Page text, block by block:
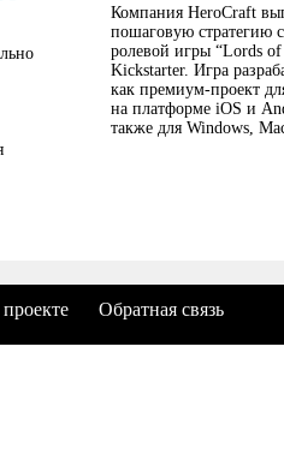
Компания HeroCraft
пошаговую стратегию
ролевой игры “Lords
Kickstarter. Игра
как премиум-проект
на платформе iOS и
также для Windows,
Обратная связь